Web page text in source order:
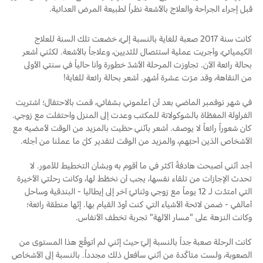
الامارات
العربية
المتحدة
اليمن
تغيير الفلاتر
الضمان والتأمين
Ford Protect لمحة عامة عن
باقة الخدمة
باقة العناية الفائقة
باقة العناية بمجموعة ناقل الحركة
دعم المزامنة
تقنية 4 SYNC
أجزاء
قبل إجراء الجراحة والعلاج بالأشعة نظراً لطبيعة المرض العدائية.
كانت سنة 2017 صعبة للغاية بالنسبة إليّ، خضعت تلك السنة للعلاج
الكيميائيّ، وأجريت عملية استئصال للثديين، وعلاجاً بالأشعة. لكنّني أشعر
بحالة رائعة الآن. تجاوزت المرحلة الأشدّ خطورة وأنا حالياً في سنتي الأولى
من النقاهة، وقد مرّت عشرة أشهر. أشعر بحالة رائعة للغاية!
في شهر نوفمبر الماضي بعد أن أعلموني بشفائي، قمت بالاحتفال؛ اشتريت
الفراولة المغطّاة بالشوكولاتة للمكتب وعدت إلى المنزل واحتفلت مع زوجي.
كان شعوراً رائعاً لا يوصف. أشعر بأنّني حظيت بالمزيد من الوقت لأمضيه مع
الأشخاص الذين أحبّهم، والمزيد من الوقت لتقدير كلّ ما عملنا من أجله.
أجد أنّني أصبحت هادفةً أكثر في ما أقوم به وبشأن التخطيط للأمور. لا
تحدث الإجازات من تلقاء نفسها، يجب أن نخطّط لها، وكانت رحلتي الأخيرة
التي امتدّت لـ 12 يوماً مع زوجي وثنائيّ آخر إلى إيطاليا - البندقية وساحل
أمالفي - ضمن لائحة الأشياء التي كنت أودّ القيام بها. إنّها منطقة رائعة؛
وكانت النزهة على "مسار الآلهة" تجربة تخطف الأنفاس.
كانت الرحلة صعبة جداً بالنسبة إليّ حيث إنّني لم أتوقّع هذا المستوى من
الصعوبة، ولست متأكّدة من أنّني سأفعل ذلك مجدداً. بالنسبة إلى الأشخاص